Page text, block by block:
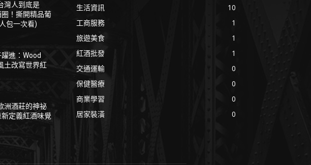
灣人到底是
！撕開精品葡
包一次看)
躍進：Wood
土改寫世界紅
洲酒莊的神祕
定義紅酒味覺
生活資訊
10
工商服務
1
旅遊美食
1
紅酒批發
1
交通運輸
0
保健醫療
0
商業學習
0
居家裝潢
0